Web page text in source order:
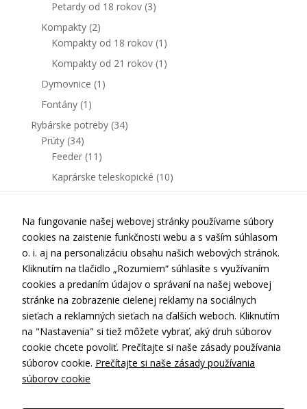
Petardy od 18 rokov (3)
Kompakty (2)
Kompakty od 18 rokov (1)
Kompakty od 21 rokov (1)
Dymovnice (1)
Fontány (1)
Rybárske potreby (34)
Prúty (34)
Feeder (11)
Kaprárske teleskopické (10)
Kontakt
Doprava a platba
Obchodné podmienky
Ochrana osobných údajov
Na fungovanie našej webovej stránky používame súbory
cookies na zaistenie funkčnosti webu a s vaším súhlasom
o. i. aj na personalizáciu obsahu našich webových stránok.
Kliknutím na tlačidlo „Rozumiem“ súhlasíte s využívaním
cookies a predaním údajov o správaní na našej webovej
stránke na zobrazenie cielenej reklamy na sociálnych
sieťach a reklamných sieťach na ďalších weboch. Kliknutím
na "Nastavenia" si tiež môžete vybrať, aký druh súborov
cookie chcete povoliť. Prečítajte si naše zásady používania
súborov cookie. Prečítajte si naše zásady používania
súborov cookie